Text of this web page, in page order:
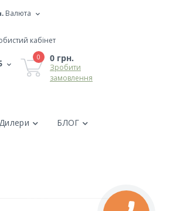
Валюта
кабінет
0 0 грн.
Зробити
замовлення
БЛОГ